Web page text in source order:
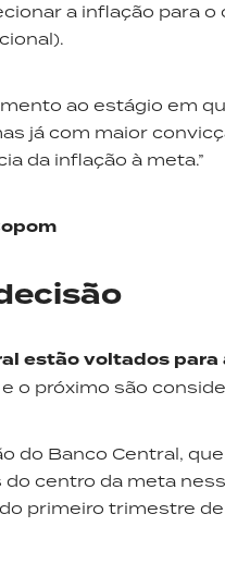
a inflação para
ao estágio em
já com maior
da inflação à meta.”
estão voltados
o próximo são
do Banco Central,
do centro da meta
primeiro trimestre de